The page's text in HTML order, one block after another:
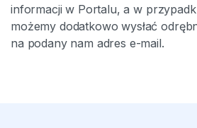
informacji w Portalu, a w
możemy dodatkowo wysłać
na podany nam adres e-mail.